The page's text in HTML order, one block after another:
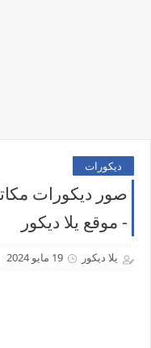
ديكورات
- موقع يلا ديكور
يلا ديكور 19 مايو 2024